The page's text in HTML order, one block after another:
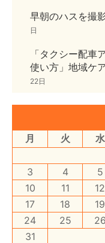
早朝のハスを撮
日
「タクシー配車
使い方」地域ケ
22日
月
火 水
3
4 5
10
11 12
17
18 19
24
25 26
31